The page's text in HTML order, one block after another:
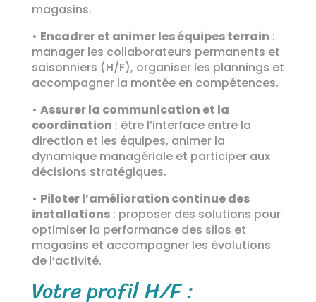
magasins.
• Encadrer et animer les équipes terrain :
manager les collaborateurs permanents et
saisonniers (H/F), organiser les plannings et
accompagner la montée en compétences.
• Assurer la communication et la
coordination : être l’interface entre la
direction et les équipes, animer la
dynamique managériale et participer aux
décisions stratégiques.
• Piloter l’amélioration continue des
installations: proposer des solutions pour
optimiser la performance des silos et
magasins et accompagner les évolutions
de l’activité.
Votre profil H/F :